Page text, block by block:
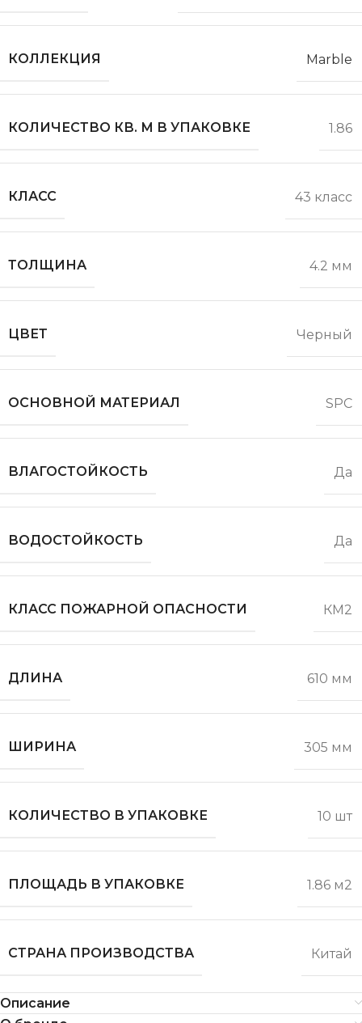
КОЛЛЕКЦИЯ Marble
КОЛИЧЕСТВО КВ. М В УПАКОВКЕ 1.86
КЛАСС 43 класс
ТОЛЩИНА 4.2 мм
ЦВЕТ Черный
ОСНОВНОЙ МАТЕРИАЛ SPC
ВЛАГОСТОЙКОСТЬ Да
ВОДОСТОЙКОСТЬ Да
КЛАСС ПОЖАРНОЙ ОПАСНОСТИ КМ2
ДЛИНА 610 мм
ШИРИНА 305 мм
КОЛИЧЕСТВО В УПАКОВКЕ 10 шт
ПЛОЩАДЬ В УПАКОВКЕ 1.86 м2
СТРАНА ПРОИЗВОДСТВА Китай
Описание